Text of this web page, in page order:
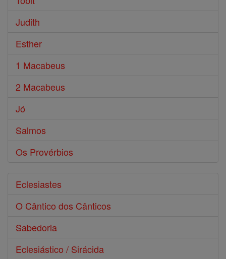
Judith
Esther
1 Macabeus
2 Macabeus
Jó
Salmos
Os Provérbios
Eclesiastes
O Cântico dos Cânticos
Sabedoria
Eclesiástico / Sirácida